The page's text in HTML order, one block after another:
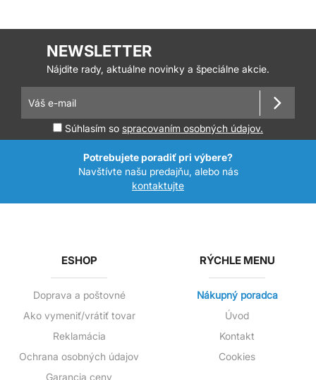
NEWSLETTER
Nájdite rady, aktuálne novinky a špeciálne akcie.
Súhlasím so spracovaním osobných údajov.
Potrebujete poradiť pri výbere?
Navštívte našu predajňu, alebo nás
kontaktujte
ESHOP
Doprava a poštovné
Ako vymeniť/vrátiť tovar
Reklamácia
Ochrana osobných údajov
Garancia ceny
RÝCHLE MENU
Nákupný poradca
Úvod
Kontakt
Cookies